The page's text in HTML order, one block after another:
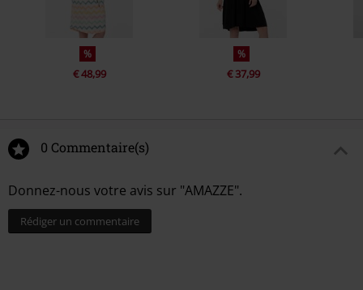
%
€ 48,99
%
€ 37,99
0 Commentaire(s)
Donnez-nous votre avis sur "AMAZZE".
Rédiger un commentaire